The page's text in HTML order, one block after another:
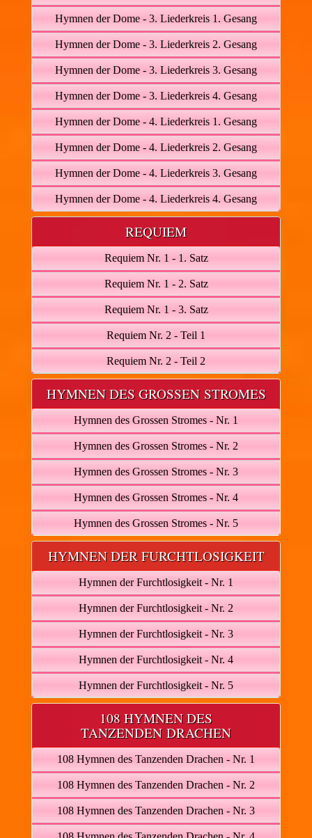
Hymnen der Dome - 3. Liederkreis 1. Gesang
Hymnen der Dome - 3. Liederkreis 2. Gesang
Hymnen der Dome - 3. Liederkreis 3. Gesang
Hymnen der Dome - 3. Liederkreis 4. Gesang
Hymnen der Dome - 4. Liederkreis 1. Gesang
Hymnen der Dome - 4. Liederkreis 2. Gesang
Hymnen der Dome - 4. Liederkreis 3. Gesang
Hymnen der Dome - 4. Liederkreis 4. Gesang
REQUIEM
Requiem Nr. 1 - 1. Satz
Requiem Nr. 1 - 2. Satz
Requiem Nr. 1 - 3. Satz
Requiem Nr. 2 - Teil 1
Requiem Nr. 2 - Teil 2
HYMNEN DES GROSSEN STROMES
Hymnen des Grossen Stromes - Nr. 1
Hymnen des Grossen Stromes - Nr. 2
Hymnen des Grossen Stromes - Nr. 3
Hymnen des Grossen Stromes - Nr. 4
Hymnen des Grossen Stromes - Nr. 5
HYMNEN DER FURCHTLOSIGKEIT
Hymnen der Furchtlosigkeit - Nr. 1
Hymnen der Furchtlosigkeit - Nr. 2
Hymnen der Furchtlosigkeit - Nr. 3
Hymnen der Furchtlosigkeit - Nr. 4
Hymnen der Furchtlosigkeit - Nr. 5
108 HYMNEN DES
TANZENDEN DRACHEN
108 Hymnen des Tanzenden Drachen - Nr. 1
108 Hymnen des Tanzenden Drachen - Nr. 2
108 Hymnen des Tanzenden Drachen - Nr. 3